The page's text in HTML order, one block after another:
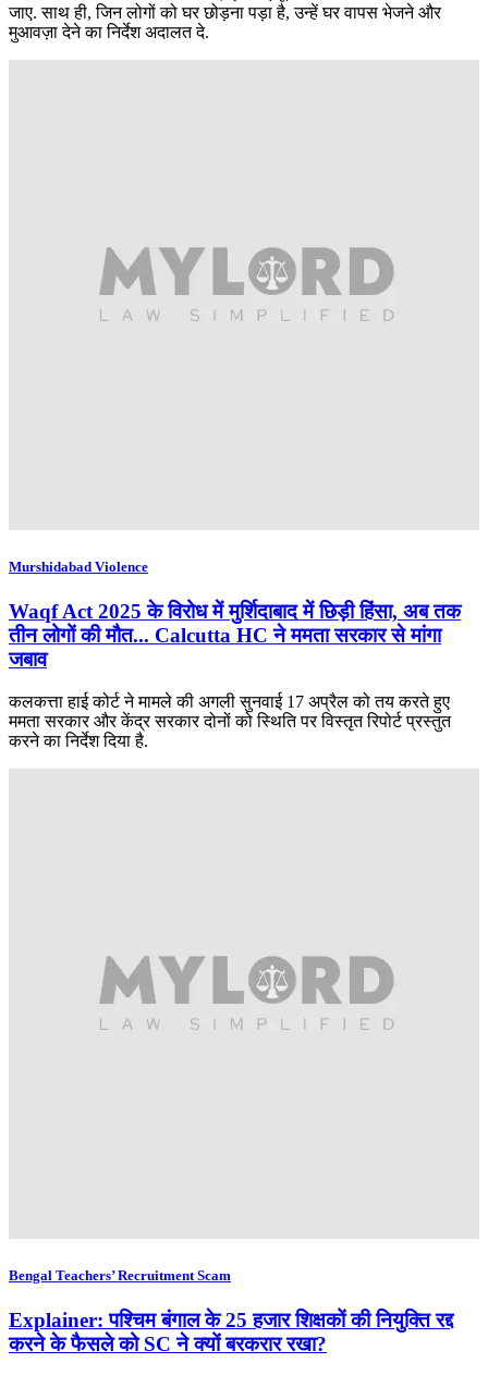
जाए. साथ ही, जिन लोगों को घर छोड़ना पड़ा है, उन्हें घर वापस भेजने और
मुआवज़ा देने का निर्देश अदालत दे.
Murshidabad Violence
Waqf Act 2025 के विरोध में मुर्शिदाबाद में छिड़ी हिंसा, अब तक
तीन लोगों की मौत... Calcutta HC ने ममता सरकार से मांगा
जबाव
कलकत्ता हाई कोर्ट ने मामले की अगली सुनवाई 17 अप्रैल को तय करते हुए
ममता सरकार और केंद्र सरकार दोनों को स्थिति पर विस्तृत रिपोर्ट प्रस्तुत
करने का निर्देश दिया है.
Bengal Teachers’ Recruitment Scam
Explainer: पश्चिम बंगाल के 25 हजार शिक्षकों की नियुक्ति रद्द
करने के फैसले को SC ने क्यों बरकरार रखा?